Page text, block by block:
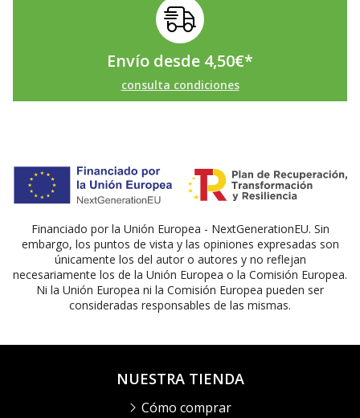
Envío desde 4,50€*
consulta condiciones
Financiado por la Unión Europea - NextGenerationEU. Sin
embargo, los puntos de vista y las opiniones expresadas son
únicamente los del autor o autores y no reflejan
necesariamente los de la Unión Europea o la Comisión Europea.
Ni la Unión Europea ni la Comisión Europea pueden ser
consideradas responsables de las mismas.
NUESTRA TIENDA
Cómo comprar